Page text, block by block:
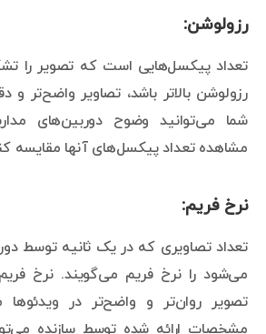
رزولوشن:
تعداد پیکسل‌هایی است که تصویر را
رزولوشن بالاتر باشد، تصاویر واضح‌تر
شما می‌توانید وضوح دوربین‌های
مشاهده تعداد پیکسل‌های آنها مقایسه
نرخ فریم:
تعداد تصاویری که در یک ثانیه توسط
می‌شود را نرخ فریم می‌گویند. نرخ
تصویر روان‌تر و واضح‌تر در
مشخصات ارائه شده توسط سازنده